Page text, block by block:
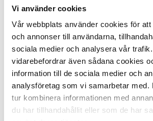
Vi använder cookies
Vår webbplats använder cookies för
och annonser till användarna,
sociala medier och analysera vår
vidarebefordrar även sådana cookies
information till de sociala medier och
analysföretag som vi samarbetar med.
tur kombinera informationen med
du har tillhandahållit eller som de har
huset erbjuder dessutom ett välutrustat
avkopplande bastu och en exklusiv
pricken över i för den som uppskattar det
OM VÄSTER CITY
VISA INNEHÅLL
KARTA
VISA INNEHÅLL
BOENDEKALKYL
VISA INNEHÅLL